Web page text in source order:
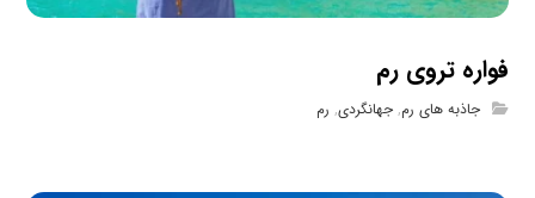
فواره تروی رم
جاذبه های رم,جهانگردی, رم